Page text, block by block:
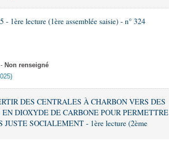
1ère lecture (1ère assemblée saisie) - n° 324
Non renseigné
DES CENTRALES À CHARBON VERS DES
DIOXYDE DE CARBONE POUR PERMETTRE
SOCIALEMENT - 1ère lecture (2ème